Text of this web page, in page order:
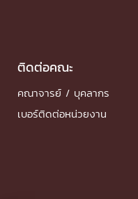
ติดต่อคณะ
คณาจารย์ / บุคลากร
เบอร์ติดต่อหน่วยงาน